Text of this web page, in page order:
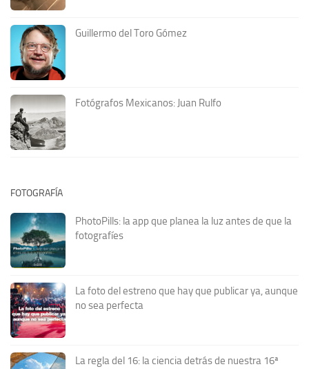
Guillermo del Toro Gómez
Fotógrafos Mexicanos: Juan Rulfo
FOTOGRAFÍA
PhotoPills: la app que planea la luz antes de que la
fotografíes
La foto del estreno que hay que publicar ya, aunque
no sea perfecta
La regla del 16: la ciencia detrás de nuestra 16ª